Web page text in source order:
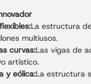
La estructura
multiusos.
curvas:Las vigas de
artístico.
y eólica:La estructura